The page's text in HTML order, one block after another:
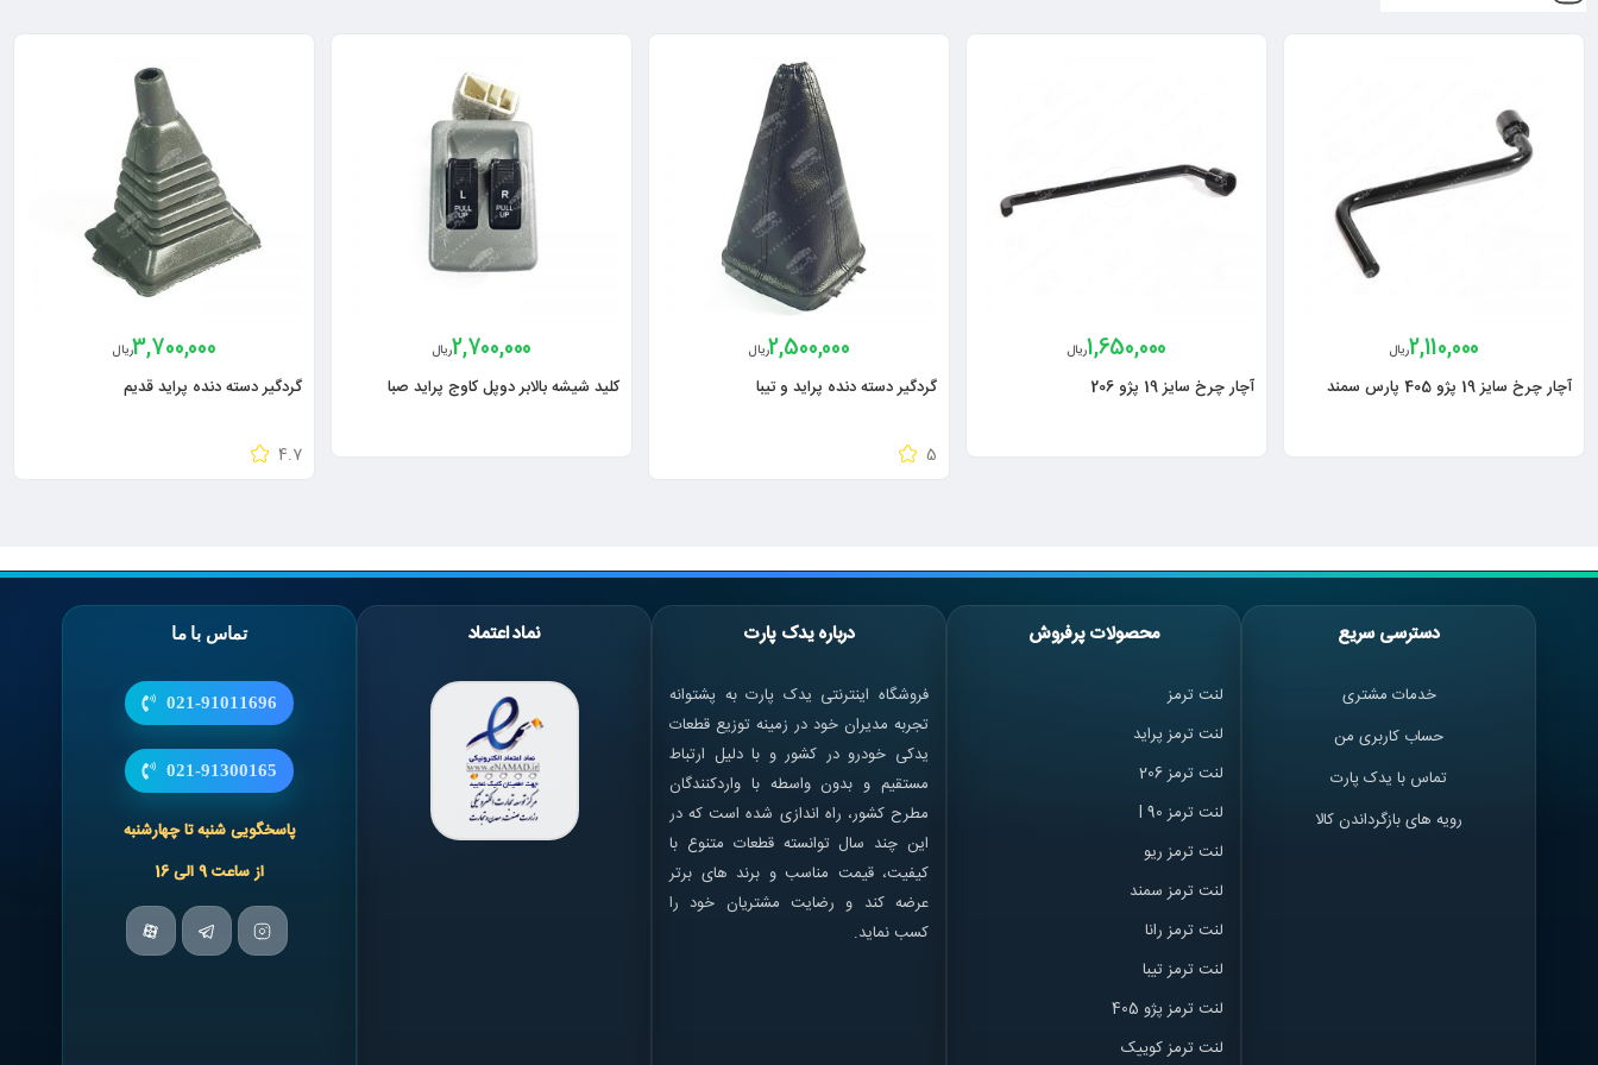
2,110,000ریال
آچار چرخ سایز 19 پژو 405 پارس سمند
1,650,000ریال
آچار چرخ سایز 19 پژو 206
2,500,000ریال
گردگیر دسته دنده پراید و تیبا
5
2,700,000ریال
کلید شیشه بالابر دوپل کاوج پراید صبا
3,700,000ریال
گردگیر دسته دنده پراید قدیم
4.7
دسترسی سریع
خدمات مشتری
حساب کاربری من
تماس با یدک پارت
رویه های بازگرداندن کالا
محصولات پرفروش
لنت ترمز
لنت ترمز پراید
لنت ترمز 206
لنت ترمز l 90
لنت ترمز ریو
لنت ترمز سمند
لنت ترمز رانا
لنت ترمز تیبا
لنت ترمز پژو 405
لنت ترمز کوییک
درباره یدک پارت
فروشگاه اینترنتی یدک پارت به پشتوانه
تجربه مدیران خود در زمینه توزیع قطعات
یدکی خودرو در کشور و با دلیل ارتباط
مستقیم و بدون واسطه با واردکنندگان
مطرح کشور، راه اندازی شده است که در
این چند سال توانسته قطعات متنوع با
کیفیت، قیمت مناسب و برند های برتر
عرضه کند و رضایت مشتریان خود را
کسب نماید.
نماد اعتماد تماس با ما
021-91011696
021-91300165
پاسخگویی شنبه تا چهارشنبه
از ساعت 9 الی 16